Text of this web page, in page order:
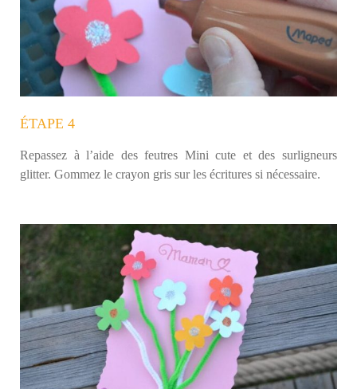
ÉTAPE 4
Repassez à l’aide des feutres Mini cute et des surligneurs
glitter. Gommez le crayon gris sur les écritures si nécessaire.